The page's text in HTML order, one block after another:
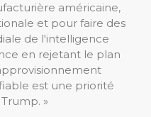
américaine,
et pour faire des
de l'intelligence
en rejetant le plan
est une priorité
»